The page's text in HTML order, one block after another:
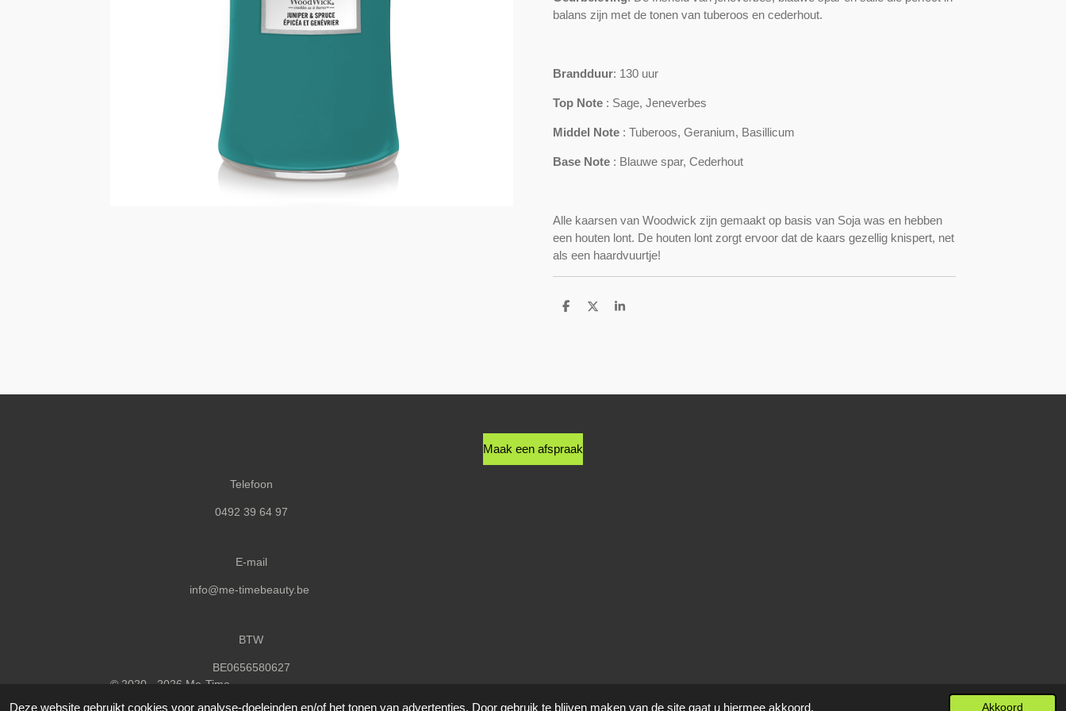
Deze website gebruikt cookies voor analyse-doeleinden en/of het tonen van advertenties. Door gebruik te blijven maken van de site gaat u hiermee akkoord. Akkoord
balans zijn met de tonen van tuberoos en cederhout.
Brandduur: 130 uur
Top Note : Sage, Jeneverbes
Middel Note : Tuberoos, Geranium, Basillicum
Base Note : Blauwe spar, Cederhout
Alle kaarsen van Woodwick zijn gemaakt op basis van Soja was en hebben
een houten lont. De houten lont zorgt ervoor dat de kaars gezellig knispert, net
als een haardvuurtje!
D
D
S
Maak een afspraak
Telefoon
0492 39 64 97
E-mail
info@me-timebeauty.be
BTW
BE0656580627
© 2020 - 2026 Me-Time